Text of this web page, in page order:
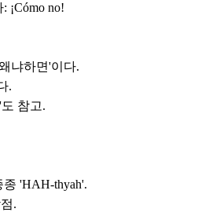
¡Cómo no!
냐하면'이다.
.
참고.
'HAH-thyah'.
.